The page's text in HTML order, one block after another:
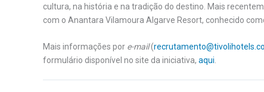
cultura, na história e na tradição do destino. Mais
com o Anantara Vilamoura Algarve Resort, conhecido
Mais informações por e-mail(
formulário disponível no site da iniciativa, aqui